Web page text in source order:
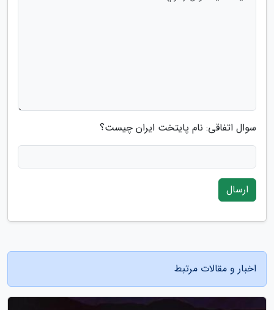
سوال اتفاقی: نام پایتخت ایران چیست؟
ارسال
اخبار و مقالات مرتبط